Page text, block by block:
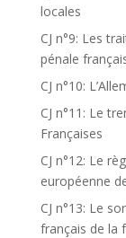
locales
CJ n°9: Les
pénale
CJ n°10:
CJ n°11: Le
Françaises
CJ n°12: Le
européenne
CJ n°13: Le
français de la